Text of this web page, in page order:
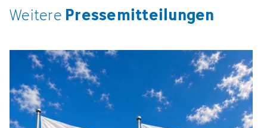
Weitere Pressemitteilungen